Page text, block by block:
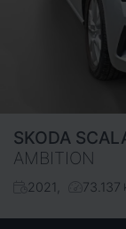
SKODA
AMBITION
2021 73.137